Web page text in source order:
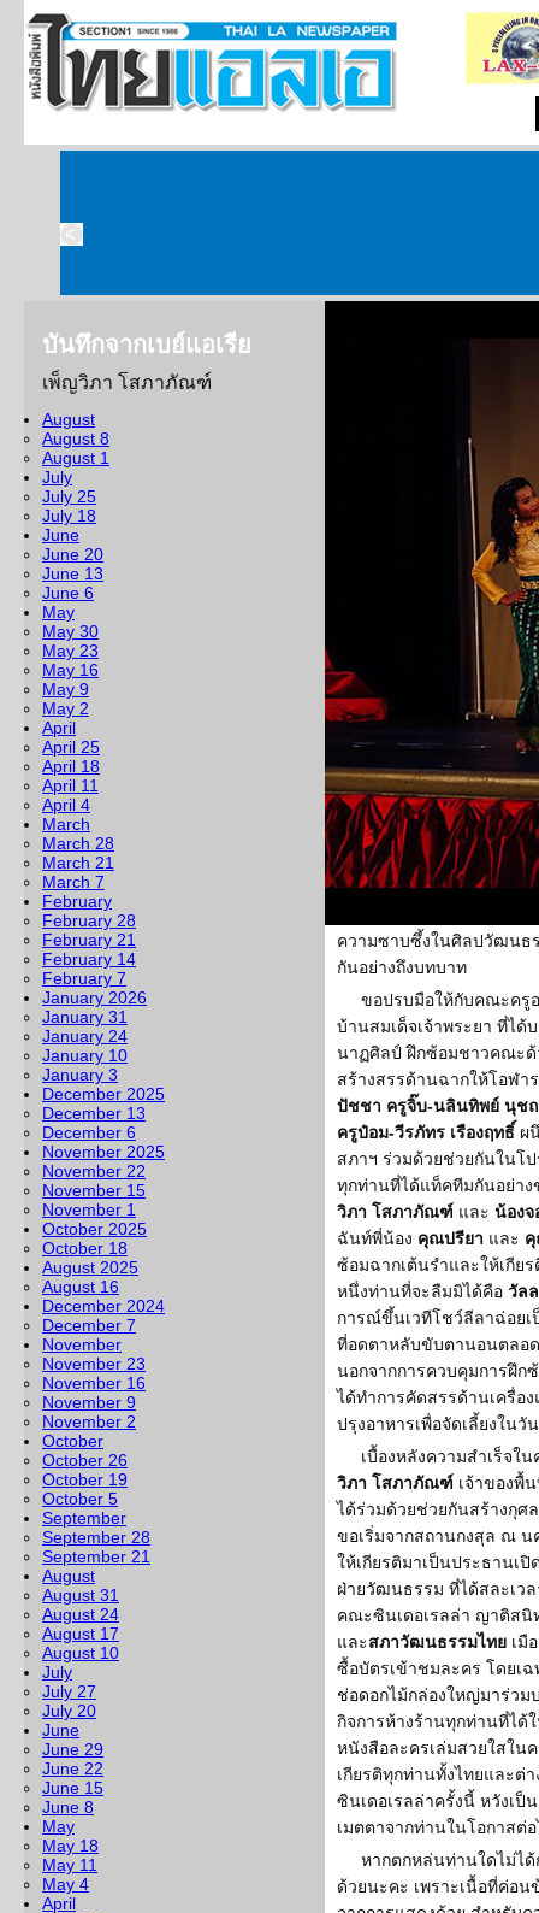
บันทึกจากเบย์แอเรีย
เพ็ญวิภา โสภาภัณฑ์
August
August 8
August 1
July
July 25
July 18
June
June 20
June 13
June 6
May
May 30
May 23
May 16
May 9
May 2
April
April 25
April 18
April 11
April 4
March
March 28
March 21
March 7
February
February 28
February 21
February 14
February 7
January 2026
January 31
January 24
January 10
January 3
December 2025
December 13
December 6
November 2025
November 22
November 15
November 1
October 2025
October 18
August 2025
August 16
December 2024
December 7
November
November 23
November 16
November 9
November 2
October
October 26
October 19
October 5
September
September 28
September 21
August
August 31
August 24
August 17
August 10
July
July 27
July 20
June
June 29
June 22
June 15
June 8
May
May 18
May 11
May 4
April
บันทึกฉบับนี้ขอยกหน้า
รายงานนะคะ เนื่องจาก
ละครของ สภาวัฒนธรรมไ
________________
ตุลา 2015 ปีนี้มีความพิ
ปลายฝน (แล้ง) ต้นหนาว ช
คักคึก ใจก็เต้นตั๊กตึ๊กด้วยกั
เพลิดเพลินแทบทุกอาทิตย์
หนึ่งในกิจกรรมบันเทิง
เรื่อง“ซินเดอเรลล่า”ฉบับพิ
เมื่อวันอาทิตย์ที่ 11ตุลาคม
เมือง Alameda จัดการแสด
หลังหักค่าใช้จ่ายสมทบทุนส
รัตนาราม ประสบความสำ
ความซาบซึ้งในศิลปวัฒนธร
กันอย่างถึงบทบาท
ขอปรบมือให้กับคณะครู
บ้านสมเด็จเจ้าพระยา ที่ไ
นาฏศิลป์ ฝึกซ้อมชาวคณะด้
สร้างสรรด้านฉากให้โอฬา
ปัชชา ครูจิ๊บ-นลินทิพย์ นุช
ครูป๋อม-วีรภัทร เรืองฤทธิ์ ผ
สภาฯ ร่วมด้วยช่วยกันในโ
ทุกท่านที่ได้แท็คทีมกันอย่า
วิภา โสภาภัณฑ์ และ น้องจ
ฉันท์พี่น้อง คุณปรียา และ
ซ้อมฉากเต้นรำและให้เกีย
หนึ่งท่านที่จะลืมมิได้คือ วัล
การณ์ขึ้นเวทีโชว์ลีลาฉ่อย
ที่อดตาหลับขับตานอนตลอด
นอกจากการควบคุมการฝึก
ได้ทำการคัดสรรด้านเครื่อ
ปรุงอาหารเพื่อจัดเลี้ยงในวั
เบื้องหลังความสำเร็จใ
วิภา โสภาภัณฑ์ เจ้าของพื้
ได้ร่วมด้วยช่วยกันสร้างกุศ
ขอเริ่มจากสถานกงสุล ณ
ให้เกียรติมาเป็นประธานเปิ
ฝ่ายวัฒนธรรม ที่ได้สละเว
คณะซินเดอเรลล่า ญาติสนิ
และสภาวัฒนธรรมไทย เมื
ซื้อบัตรเข้าชมละคร โดยเ
ช่อดอกไม้กล่องใหญ่มาร่วม
กิจการห้างร้านทุกท่านที่ได้
หนังสือละครเล่มสวยใสใ
เกียรติทุกท่านทั้งไทยและต่
ซินเดอเรลล่าครั้งนี้ หวังเป็
เมตตาจากท่านในโอกาสต่
หากตกหล่นท่านใดไม่ไ
ด้วยนะคะ เพราะเนื้อที่ค่อ